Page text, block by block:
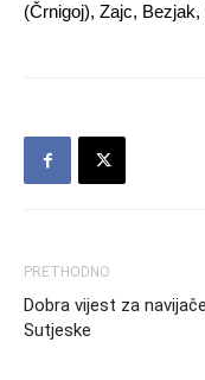
(Črnigoj), Zajc,
PRETHODNO
Dobra vijest za navijače
Sutjeske